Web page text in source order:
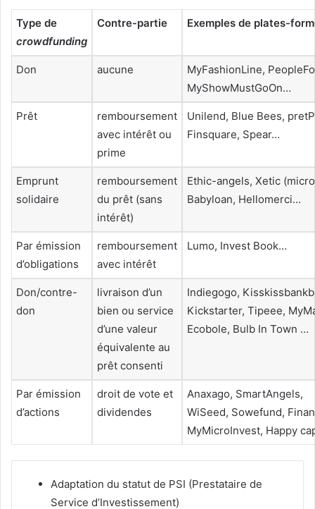
Type de
crowdfunding
Contre-partie Exemples de plates-
Don aucune
MyFashionLine,
MyShowMustGoOn…
Prêt
remboursement
avec intérêt ou
prime
Unilend, Blue Bees,
Finsquare, Spear…
Emprunt
solidaire
remboursement
du prêt (sans
intérêt)
Ethic-angels, Xetic
Babyloan, Hellomerci…
Par émission
d’obligations
remboursement
avec intérêt
Lumo, Invest Book…
Don/contre-
don
livraison d’un
bien ou service
d’une valeur
équivalente au
prêt consenti
Indiegogo,
Kickstarter, Tipeee,
Ecobole, Bulb In Town …
Par émission
d’actions
droit de vote et
dividendes
Anaxago, SmartAngels,
WiSeed, Sowefund,
MyMicroInvest, Happy
Adaptation du statut de PSI (Prestataire de
Service d’Investissement)